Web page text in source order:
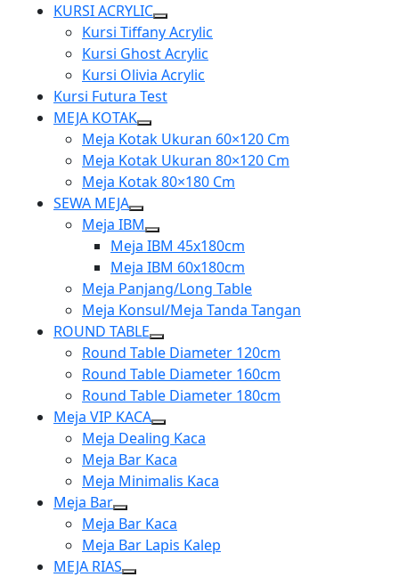
KURSI ACRYLIC
Show
sub
menu
Kursi Tiffany Acrylic
Kursi Ghost Acrylic
Kursi Olivia Acrylic
Kursi Futura Test
MEJA KOTAK
Show
sub
menu
Meja Kotak Ukuran 60×120 Cm
Meja Kotak Ukuran 80×120 Cm
Meja Kotak 80×180 Cm
SEWA MEJA
Show
sub
menu
Meja IBM
Show
sub
menu
Meja IBM 45x180cm
Meja IBM 60x180cm
Meja Panjang/Long Table
Meja Konsul/Meja Tanda Tangan
ROUND TABLE
Show
sub
menu
Round Table Diameter 120cm
Round Table Diameter 160cm
Round Table Diameter 180cm
Meja VIP KACA
Show
sub
menu
Meja Dealing Kaca
Meja Bar Kaca
Meja Minimalis Kaca
Meja Bar
Show
sub
menu
Meja Bar Kaca
Meja Bar Lapis Kalep
MEJA RIAS